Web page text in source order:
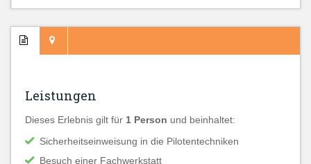
Leistungen
Dieses Erlebnis gilt für 1 Person und beinhaltet:
Sicherheitseinweisung in die Pilotentechniken
Besuch einer Fachwerkstatt